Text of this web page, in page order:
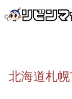
北海道札